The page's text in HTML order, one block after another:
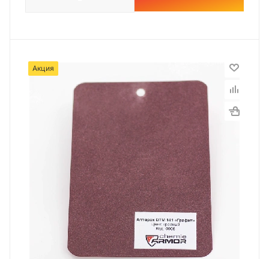
Акция